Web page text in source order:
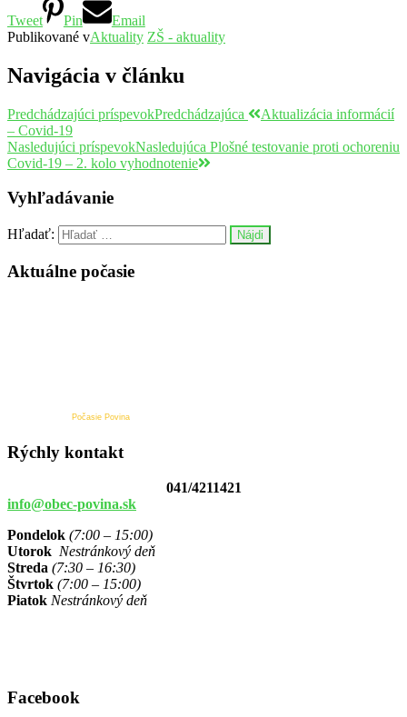
Tweet Pin
Email
Publikované vAktuality ZŠ - aktuality
Navigácia v článku
Predchádzajúci príspevokPredchádzajúca
Aktualizácia informácií
– Covid-19
Nasledujúci príspevokNasledujúca Plošné testovanie proti ochoreniu
Covid-19 – 2. kolo vyhodnotenie
Vyhľadávanie
Hľadať:
Aktuálne počasie
Počasie Povina
Rýchly kontakt
041/4211421
info@obec-povina.sk
Pondelok (7:00 – 15:00)
Utorok Nestránkový deň
Streda (7:30 – 16:30)
Štvrtok (7:00 – 15:00)
Piatok Nestránkový deň
Facebook